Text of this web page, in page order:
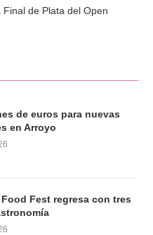
de Plata del Open
de euros para nuevas
en Arroyo
Fest regresa con tres